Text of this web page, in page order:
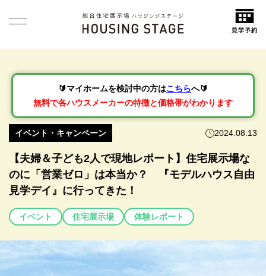
🔰マイホームを検討中の方はこちらへ🔰
無料で各ハウスメーカーの特徴と価格帯がわかります
イベント・キャンペーン 2024.08.13
【夫婦＆子ども2人で現地レポート】住宅展示場な
のに「営業ゼロ」は本当か？ 『モデルハウス自由
見学デイ』に行ってきた！
イベント 住宅展示場 体験レポート